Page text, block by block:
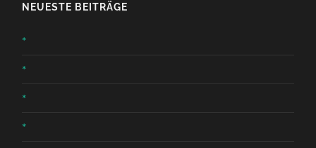
NEUESTE BEITRÄGE
*
*
*
*